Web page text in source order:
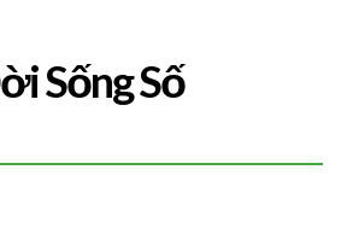
Sống Số